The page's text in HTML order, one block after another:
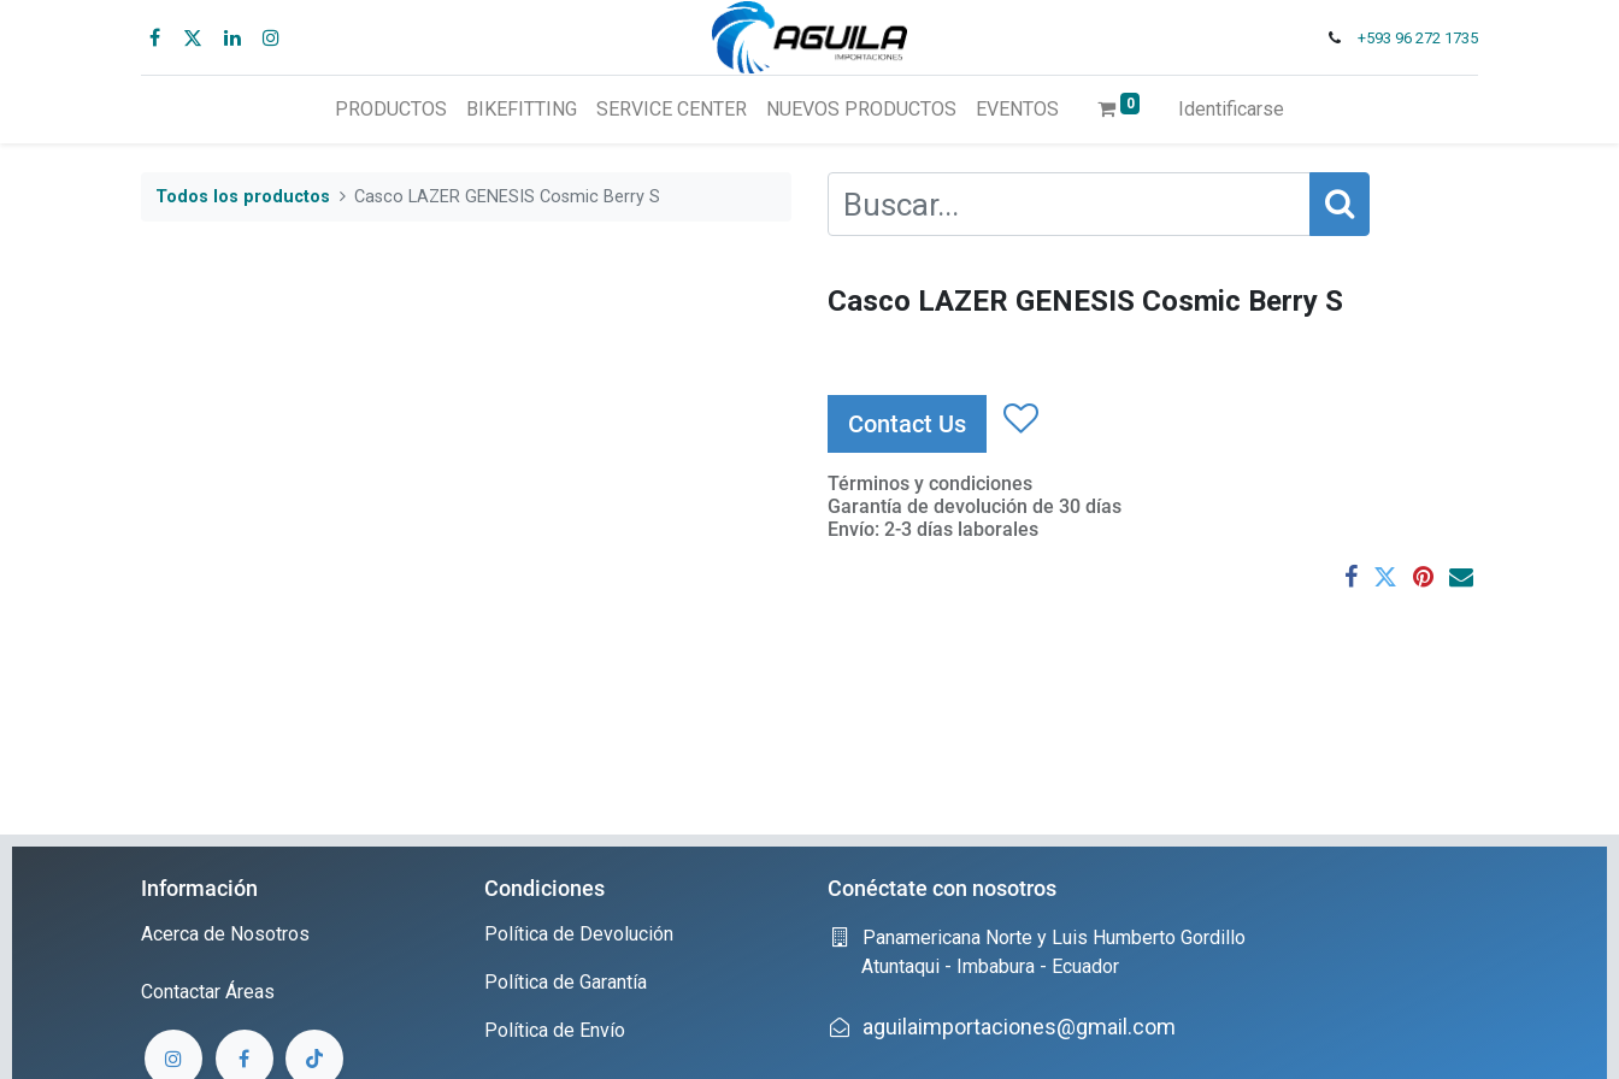
+593 96 272 1735
PRODUCTOS BIKEFITTING SERVICE CENTER NUEVOS PRODUCTOS EVENTOS 0 Identificarse
Todos los productos Casco LAZER GENESIS Cosmic Berry S
Casco LAZER GENESIS Cosmic Berry S
Contact Us
Términos y condiciones
Garantía de devolución de 30 días
Envío: 2-3 días laborales
Información
Acerca de Nosotros
Contactar Áreas
Condiciones
Política de Devolución
Política de Garantía
Política de Envío
Conéctate con nosotros
Panamericana Norte y Luis Humberto Gordillo
Atuntaqui - Imbabura - Ecuador
aguilaimportaciones@gmail.com